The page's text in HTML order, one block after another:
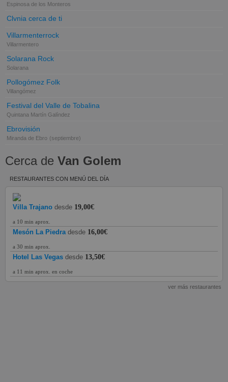
Espinosa de los Monteros
Clvnia cerca de ti
Villarmenterrock
Villarmentero
Solarana Rock
Solarana
Pollogómez Folk
Villangómez
Festival del Valle de Tobalina
Quintana Martín Galíndez
Ebrovisión
Miranda de Ebro (septiembre)
Cerca de Van Golem
RESTAURANTES CON MENÚ DEL DÍA
Villa Trajano desde 19,00€
a 10 min aprox.
Mesón La Piedra desde 16,00€
a 30 min aprox.
Hotel Las Vegas desde 13,50€
a 11 min aprox. en coche
ver más restaurantes